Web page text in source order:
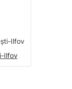
Ilfov
Ilfov